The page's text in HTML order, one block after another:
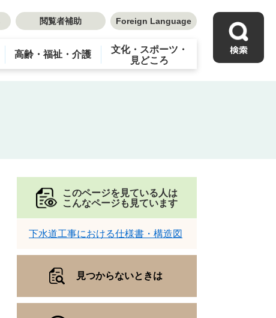
閲覧者補助 Foreign Language
高齢・福祉・介護
文化・スポーツ・
見どころ
このページを見ている人は
こんなページも見ています
下水道工事における仕様書・構造図
見つからないときは